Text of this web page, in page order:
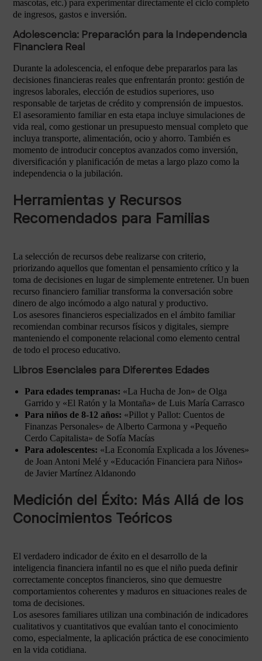
mascotas, etc.) para experimentar directamente el ciclo completo
de ingresos, gastos e inversión.
Adolescencia: Preparación para la Independencia
Financiera Real
Durante la adolescencia, el enfoque debe prepararlos para las
decisiones financieras reales que enfrentarán pronto: gestión de
ingresos laborales, elección de estudios superiores, uso
responsable de tarjetas de crédito y comprensión de impuestos.
El asesoramiento familiar en esta etapa incluye simulaciones de
vida real, como gestionar un presupuesto mensual completo que
incluya transporte, alimentación, ocio y ahorro. También es
momento de introducir conceptos avanzados como inversión,
diversificación y planificación de metas a largo plazo como la
independencia o la jubilación.
Herramientas y Recursos
Recomendados para Familias
La selección de recursos debe realizarse con criterio,
priorizando aquellos que fomentan el pensamiento crítico y la
toma de decisiones en lugar de simplemente entretener. Un buen
recurso financiero familiar transforma la conversación sobre
dinero de algo incómodo a algo natural y productivo.
Los asesores financieros especializados en el ámbito familiar
recomiendan combinar recursos físicos y digitales, siempre
manteniendo el componente relacional como elemento central
de todo el proceso educativo.
Libros Esenciales para Diferentes Edades
Para edades tempranas: «La Hucha de Jon» de Olga
Garrido y «El Ratón y la Montaña» de Luis María Carrasco
Para niños de 8-12 años: «Pillot y Pallot: Cuentos de
Finanzas Personales» de Alberto Carmona y «Pequeño
Cerdo Capitalista» de Sofía Macías
Para adolescentes: «La Economía Explicada a los Jóvenes»
de Joan Antoni Melé y «Educación Financiera para Niños»
de Javier Martínez Aldanondo
Medición del Éxito: Más Allá de los
Conocimientos Teóricos
El verdadero indicador de éxito en el desarrollo de la
inteligencia financiera infantil no es que el niño pueda definir
correctamente conceptos financieros, sino que demuestre
comportamientos coherentes y maduros en situaciones reales de
toma de decisiones.
Los asesores familiares utilizan una combinación de indicadores
cualitativos y cuantitativos que evalúan tanto el conocimiento
como, especialmente, la aplicación práctica de ese conocimiento
en la vida cotidiana.